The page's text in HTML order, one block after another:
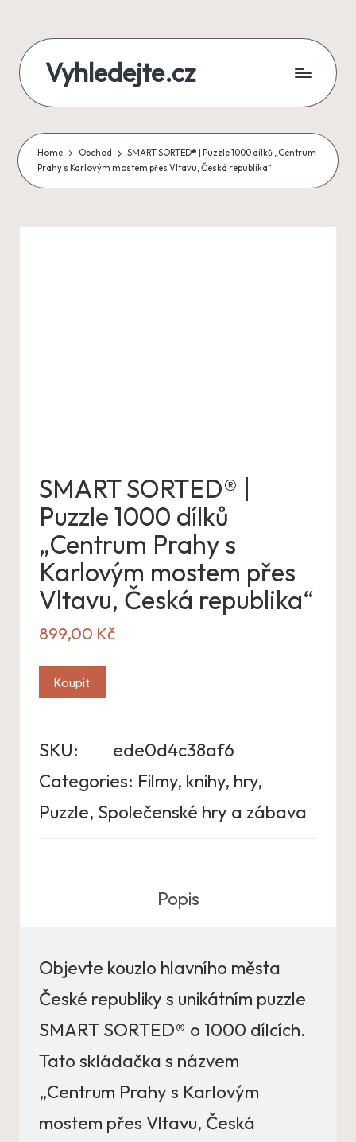
content
Vyhledejte.cz
zájezdy,
recenze,
produkty
půjčky
Home Obchod
SMART SORTED® | Puzzle 1000 dílků „Centrum
Prahy s Karlovým mostem přes Vltavu, Česká republika“
SMART SORTED® |
Puzzle 1000 dílků
„Centrum Prahy s
Karlovým mostem přes
Vltavu, Česká republika“
899,00 Kč
Koupit
SKU:
ede0d4c38af6
Categories: Filmy, knihy, hry,
Puzzle, Společenské hry a zábava
Popis
Objevte kouzlo hlavního města
České republiky s unikátním puzzle
SMART SORTED® o 1000 dílcích.
Tato skládačka s názvem
„Centrum Prahy s Karlovým
mostem přes Vltavu, Česká